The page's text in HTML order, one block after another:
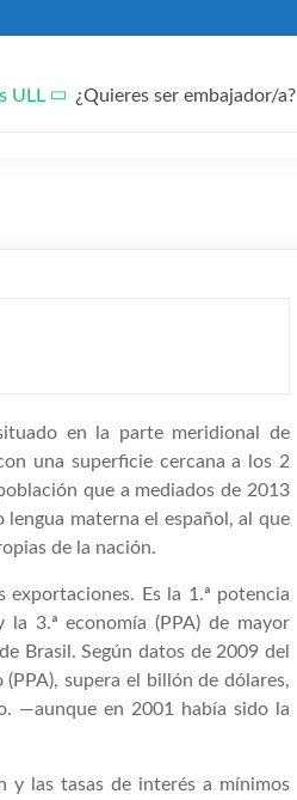
ULL ¿Quieres ser embajador/a?
en la parte meridional de
una superficie cercana a los 2
que a mediados de 2013
materna el español, al que
de la nación.
Es la 1.ª potencia
3.ª economía (PPA) de mayor
Brasil. Según datos de 2009 del
supera el billón de dólares,
—aunque en 2001 había sido la
y las tasas de interés a mínimos